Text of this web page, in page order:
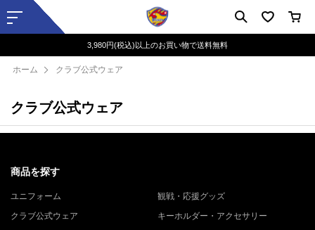
3,980円(税込)以上のお買い物で送料無料
ホーム クラブ公式ウェア
クラブ公式ウェア
商品を探す
ユニフォーム
観戦・応援グッズ
クラブ公式ウェア
キーホルダー・アクセサリー